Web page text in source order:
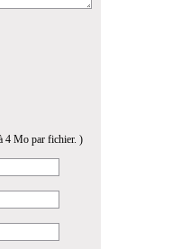
4 Mo par fichier. )